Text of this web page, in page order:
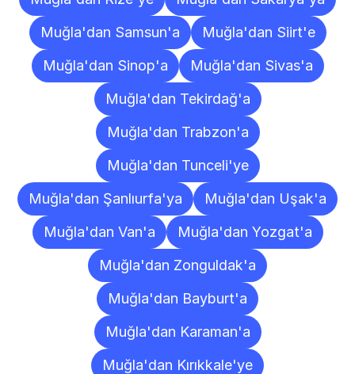
Muğla'dan Samsun'a
Muğla'dan Siirt'e
Muğla'dan Sinop'a
Muğla'dan Sivas'a
Muğla'dan Tekirdağ'a
Muğla'dan Trabzon'a
Muğla'dan Tunceli'ye
Muğla'dan Şanlıurfa'ya
Muğla'dan Uşak'a
Muğla'dan Van'a
Muğla'dan Yozgat'a
Muğla'dan Zonguldak'a
Muğla'dan Bayburt'a
Muğla'dan Karaman'a
Muğla'dan Kırıkkale'ye